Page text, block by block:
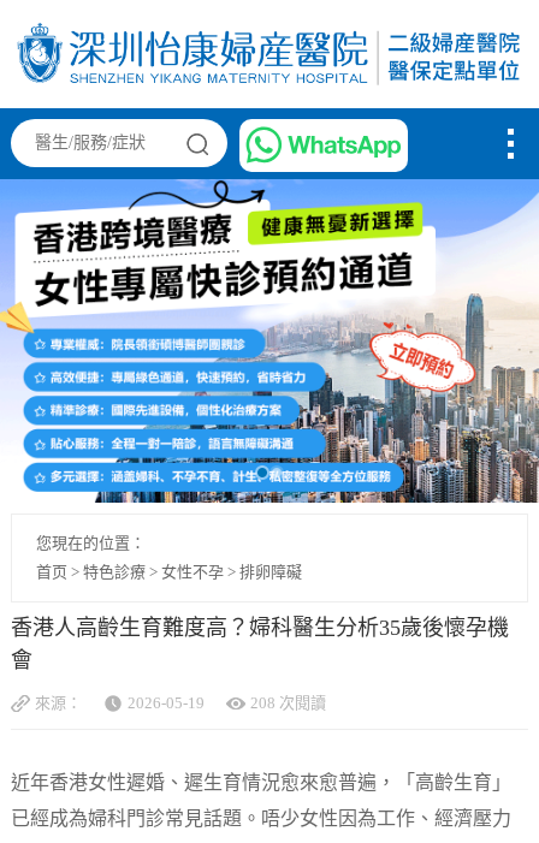
您現在的位置：
首页 > 特色診療> 女性不孕> 排卵障礙
香港人高齡生育難度高？婦科醫生分析35歲後懷孕機
會
來源： 2026-05-19 208 次閱讀
近年香港女性遲婚、遲生育情況愈來愈普遍，「高齡生育」
已經成為婦科門診常見話題。唔少女性因為工作、經濟壓力